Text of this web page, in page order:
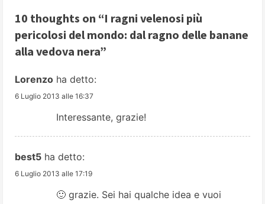
n
u
e
R
a
d
10 thoughts on “I ragni velenosi più
pericolosi del mondo: dal ragno delle banane
alla vedova nera”
Lorenzo ha detto:
6 Luglio 2013 alle 16:37
Interessante, grazie!
best5 ha detto:
6 Luglio 2013 alle 17:19
🙂 grazie. Sei hai qualche idea e vuoi